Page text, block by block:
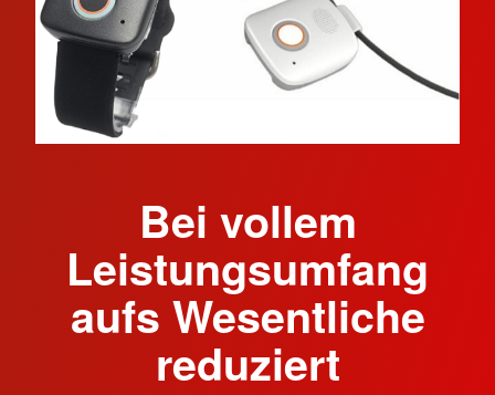
Bei vollem
Leistungsumfang
aufs Wesentliche
reduziert